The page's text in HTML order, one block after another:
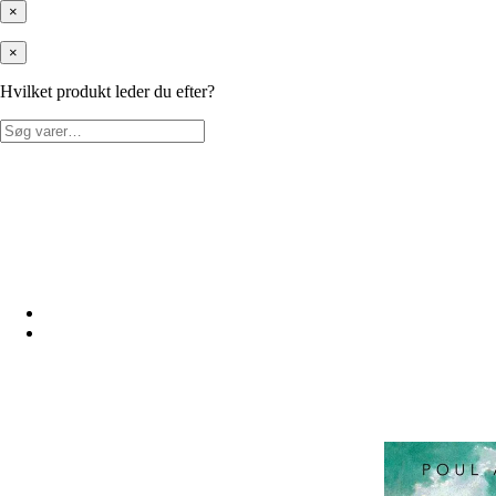
×
×
Hvilket produkt leder du efter?
Søg
efter: